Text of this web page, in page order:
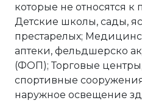
которые не относятся к
Детские школы, сады,
престарелых;
аптеки, фельдшерско
(ФОП); Торговые
спортивные
наружное освещение